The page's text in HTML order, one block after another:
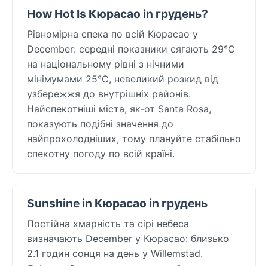
How Hot Is Кюрасао in грудень?
Рівномірна спека по всій Кюрасао у
December: середні показники сягають 29°C
на національному рівні з нічними
мінімумами 25°C, невеликий розкид від
узбережжя до внутрішніх районів.
Найспекотніші міста, як-от Santa Rosa,
показують подібні значення до
найпрохолодніших, тому плануйте стабільно
спекотну погоду по всій країні.
Sunshine in Кюрасао in грудень
Постійна хмарність та сірі небеса
визначають December у Кюрасао: близько
2.1 годин сонця на день у Willemstad.